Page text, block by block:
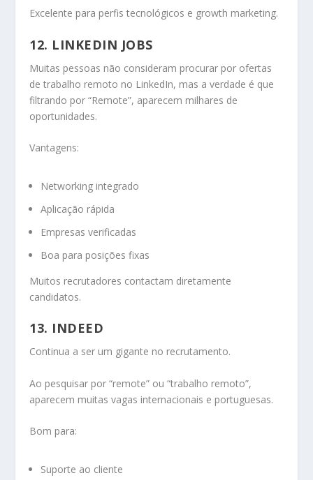
Excelente para perfis tecnológicos e growth marketing.
12. LINKEDIN JOBS
Muitas pessoas não consideram procurar por ofertas
de trabalho remoto no LinkedIn, mas a verdade é que
filtrando por “Remote”, aparecem milhares de
oportunidades.
Vantagens:
Networking integrado
Aplicação rápida
Empresas verificadas
Boa para posições fixas
Muitos recrutadores contactam diretamente
candidatos.
13. INDEED
Continua a ser um gigante no recrutamento.
Ao pesquisar por “remote” ou “trabalho remoto”,
aparecem muitas vagas internacionais e portuguesas.
Bom para:
Suporte ao cliente